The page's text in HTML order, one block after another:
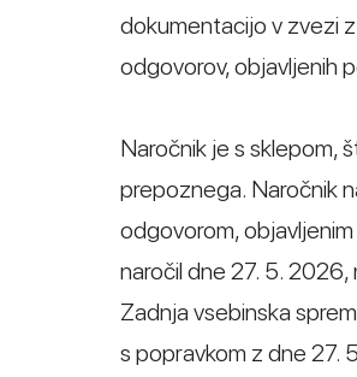
dokumentacijo v zvezi
odgovorov, objavljenih
Naročnik je s sklepom,
prepoznega. Naročnik
odgovorom,
naročil dne 27. 5.
Zadnja vsebinska
s popravkom z dne 27.